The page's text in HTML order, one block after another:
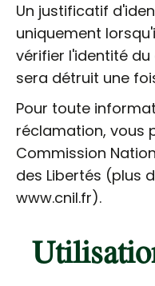
Un justificatif
uniquement
vérifier l'identité
sera détruit une
Pour toute
réclamation, vous
Commission
des Libertés (plus
www.cnil.fr).